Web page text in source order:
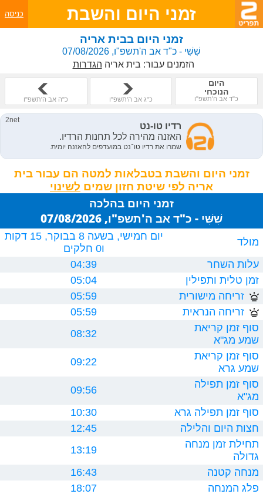
זמני היום והשבת כניסה
זמני היום בבית אריה
שִׁשִּׁי - כ"ד אב ה'תשפ"ו, 07/08/2026
הזמנים עבור: בית אריה הגדרות
היום
הנוכחי
כ"ד אב ה'תשפ"ו כ"ג אב ה'תשפ"ו כ"ה אב ה'תשפ"ו
זמני היום והשבת בטבלאות למטה הם עבור בית
אריה לפי שיטת חזון שמים
זמני היום בהלכה
שִׁשִּׁי - כ"ד אב ה'תשפ"ו, 07/08/2026
מולד
יום חמישי, בשעה 8 בבוקר, 15 דקות
ו0 חלקים
עלות השחר
04:39
זמן טלית ותפילין
05:04
זריחה מישורית
05:59
זריחה הנראית
05:59
סוף זמן קריאת
שמע מג"א
08:32
סוף זמן קריאת
שמע גרא
09:22
סוף זמן תפילה
מג"א
09:56
סוף זמן תפילה גרא
10:30
חצות היום והלילה
12:45
תחילת זמן מנחה
גדולה
13:19
מנחה קטנה
16:43
פלג המנחה
18:07